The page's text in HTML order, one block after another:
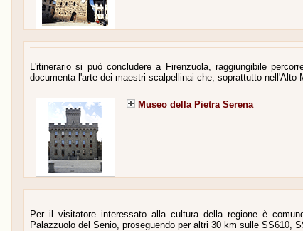
L'itinerario si può concludere a Firenzuola, raggiungibile
documenta l'arte dei maestri scalpellinai che, soprattutto nell'Alto
Museo della Pietra Serena
Per il visitatore interessato alla cultura della regione è
Palazzuolo del Senio, proseguendo per altri 30 km sulle SS610,